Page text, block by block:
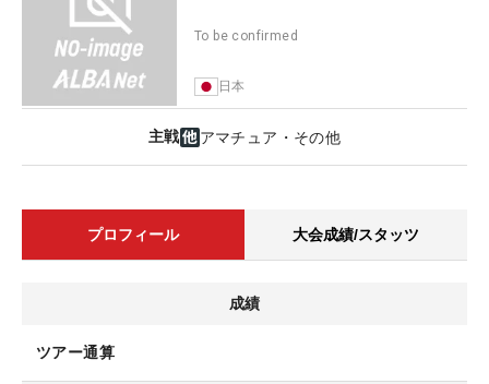
To be confirmed
日本
主戦 アマチュア・その他
プロフィール 大会成績/スタッツ
成績
ツアー通算